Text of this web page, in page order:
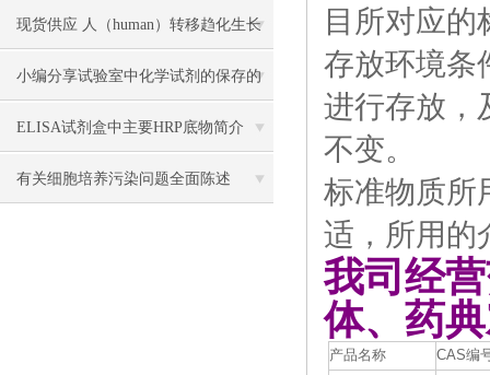
现货供应 人（human）转移趋化生长
因子β1（TGF-β1） 说明书
小编分享试验室中化学试剂的保存的
方法
ELISA试剂盒中主要HRP底物简介
有关细胞培养污染问题全面陈述
目所对应
存放环境条
进行存放，
不变。
标准物质所
适，所用的
我司经
体、药
产品名称
CAS编